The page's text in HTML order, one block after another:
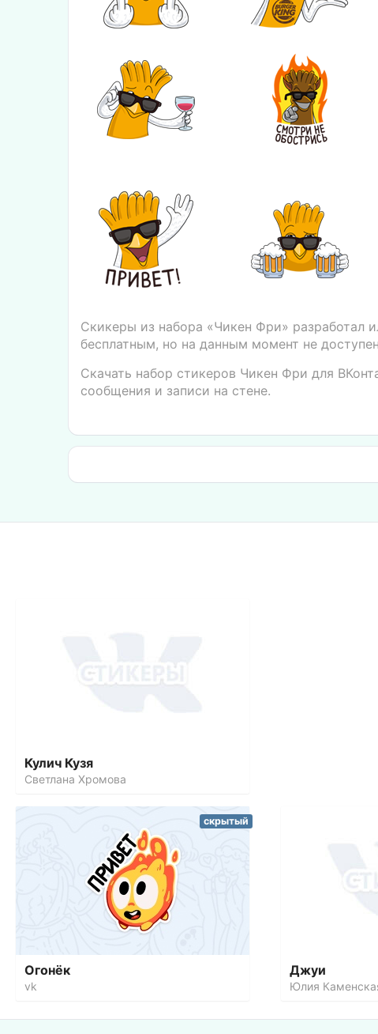
Скикеры из набора «Чикен Фри» разработал
бесплатным, но на данным момент не
Скачать набор стикеров Чикен Фри для
сообщения и записи на стене.
Кулич Кузя
Светлана Хромова
Огонёк
vk
скрытый
Джуи
Юлия